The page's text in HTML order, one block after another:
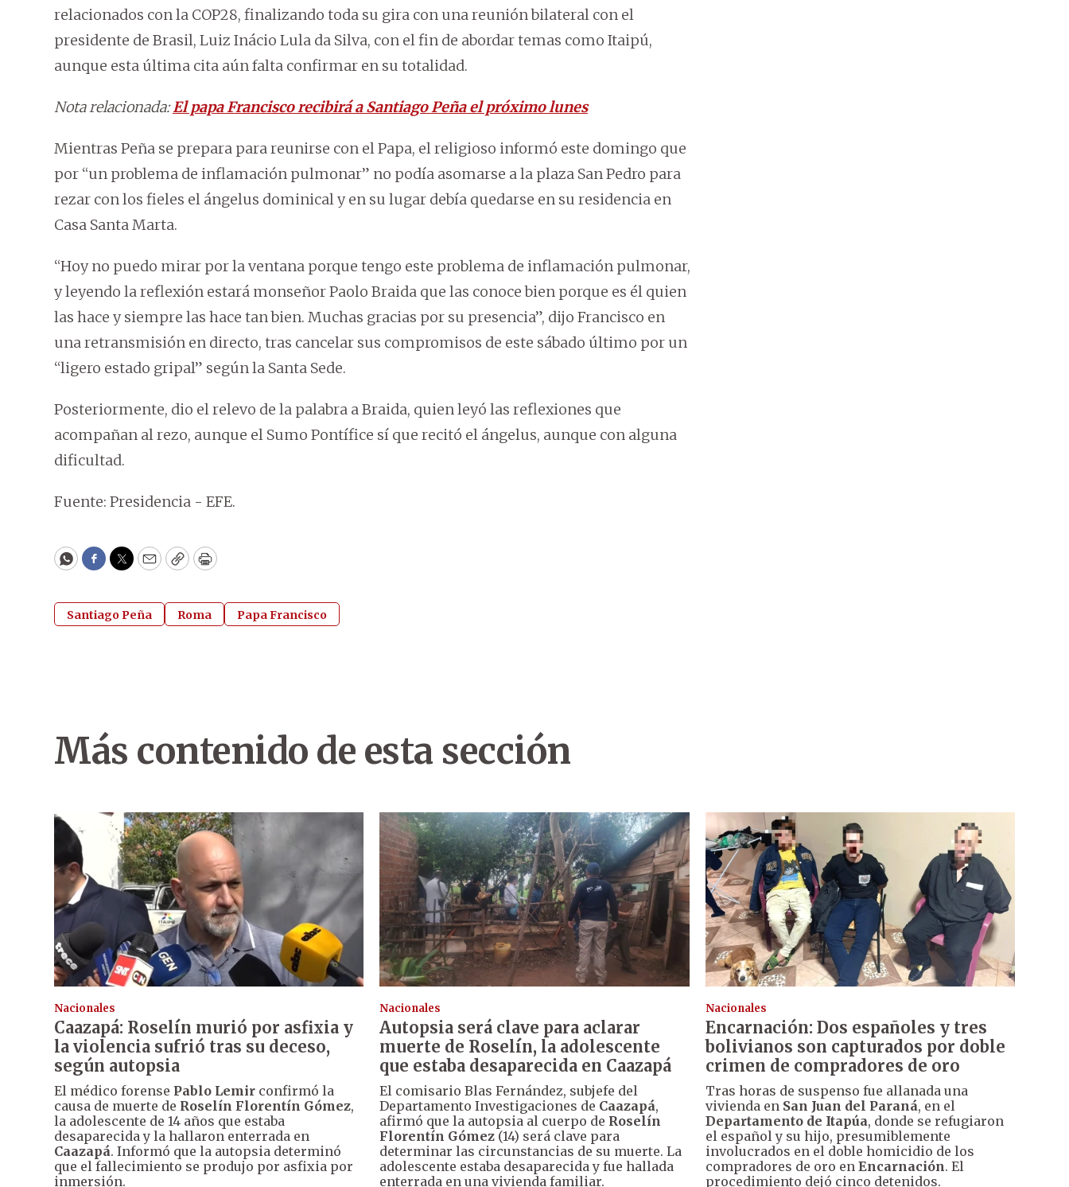
relacionados con la COP28, finalizando toda su gira con una reunión bilateral con el
presidente de Brasil, Luiz Inácio Lula da Silva, con el fin de abordar temas como Itaipú,
aunque esta última cita aún falta confirmar en su totalidad.
Nota relacionada:El papa Francisco recibirá a Santiago Peña el próximo lunes
Mientras Peña se prepara para reunirse con el Papa, el religioso informó este domingo que
por “un problema de inflamación pulmonar” no podía asomarse a la plaza San Pedro para
rezar con los fieles el ángelus dominical y en su lugar debía quedarse en su residencia en
Casa Santa Marta.
“Hoy no puedo mirar por la ventana porque tengo este problema de inflamación pulmonar,
y leyendo la reflexión estará monseñor Paolo Braida que las conoce bien porque es él quien
las hace y siempre las hace tan bien. Muchas gracias por su presencia”, dijo Francisco en
una retransmisión en directo, tras cancelar sus compromisos de este sábado último por un
“ligero estado gripal” según la Santa Sede.
Posteriormente, dio el relevo de la palabra a Braida, quien leyó las reflexiones que
acompañan al rezo, aunque el Sumo Pontífice sí que recitó el ángelus, aunque con alguna
dificultad.
Fuente: Presidencia - EFE.
WhatsApp
Facebook
Twitter
EmailCopyPrint
Santiago Peña Roma Papa Francisco
Más contenido de esta sección
Nacionales
Caazapá: Roselín murió por asfixia y
la violencia sufrió tras su deceso,
según autopsia
El médico forense Pablo Lemir confirmó la
causa de muerte de Roselín Florentín Gómez,
la adolescente de 14 años que estaba
desaparecida y la hallaron enterrada en
Caazapá. Informó que la autopsia determinó
que el fallecimiento se produjo por asfixia por
inmersión.
Nacionales
Autopsia será clave para aclarar
muerte de Roselín, la adolescente
que estaba desaparecida en Caazapá
El comisario Blas Fernández, subjefe del
Departamento Investigaciones de Caazapá,
afirmó que la autopsia al cuerpo de Roselín
Florentín Gómez (14) será clave para
determinar las circunstancias de su muerte. La
adolescente estaba desaparecida y fue hallada
enterrada en una vivienda familiar.
Nacionales
Encarnación: Dos españoles y tres
bolivianos son capturados por doble
crimen de compradores de oro
Tras horas de suspenso fue allanada una
vivienda en San Juan del Paraná, en el
Departamento de Itapúa, donde se refugiaron
el español y su hijo, presumiblemente
involucrados en el doble homicidio de los
compradores de oro en Encarnación. El
procedimiento dejó cinco detenidos.